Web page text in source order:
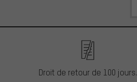
Droit de retour de 100 jours.